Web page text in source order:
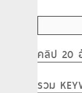
คลิป 20
รวม